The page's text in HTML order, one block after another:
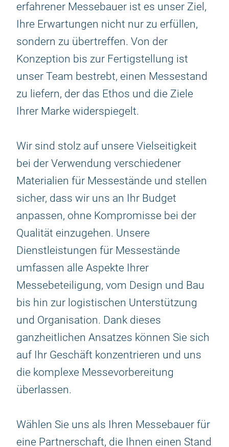
erfahrener Messebauer ist es unser Ziel,
Ihre Erwartungen nicht nur zu erfüllen,
sondern zu übertreffen. Von der
Konzeption bis zur Fertigstellung ist
unser Team bestrebt, einen Messestand
zu liefern, der das Ethos und die Ziele
Ihrer Marke widerspiegelt.
Wir sind stolz auf unsere Vielseitigkeit
bei der Verwendung verschiedener
Materialien für Messestände und stellen
sicher, dass wir uns an Ihr Budget
anpassen, ohne Kompromisse bei der
Qualität einzugehen. Unsere
Dienstleistungen für Messestände
umfassen alle Aspekte Ihrer
Messebeteiligung, vom Design und Bau
bis hin zur logistischen Unterstützung
und Organisation. Dank dieses
ganzheitlichen Ansatzes können Sie sich
auf Ihr Geschäft konzentrieren und uns
die komplexe Messevorbereitung
überlassen.
Wählen Sie uns als Ihren Messebauer für
eine Partnerschaft, die Ihnen einen Stand